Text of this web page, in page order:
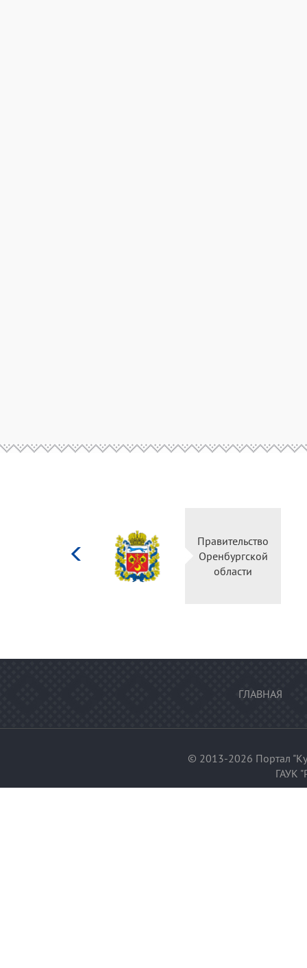
Правительство
Оренбургской
области
ГЛАВНАЯ
© 2013-2026 Портал
ГАУК